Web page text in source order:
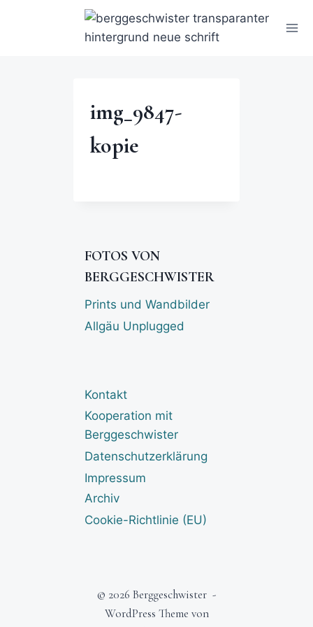
img_9847-
kopie
FOTOS VON
BERGGESCHWISTER
Prints und Wandbilder
Allgäu Unplugged
Kontakt
Kooperation mit
Berggeschwister
Datenschutzerklärung
Impressum
Archiv
Cookie-Richtlinie (EU)
© 2026 Berggeschwister -
WordPress Theme von